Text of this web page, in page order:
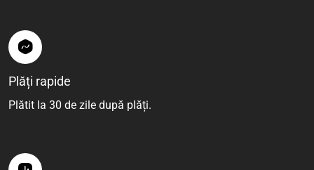
Plăți rapide
Plătit la 30 de zile după plăți.